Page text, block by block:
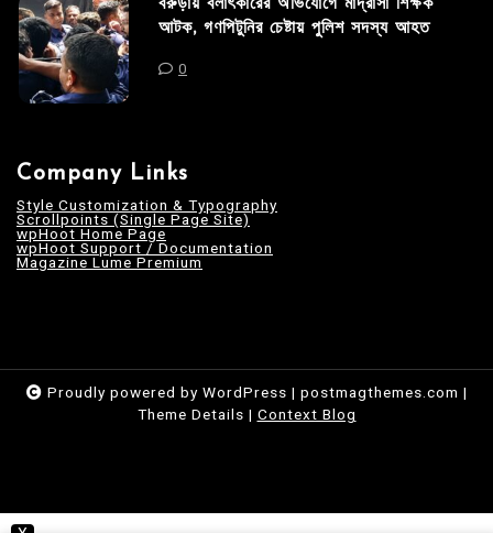
আটক, গণপিটুনির চেষ্টায় পুলিশ সদস্য আহত
0
Company Links
Style Customization & Typography
Scrollpoints (Single Page Site)
wpHoot Home Page
wpHoot Support / Documentation
Magazine Lume Premium
Proudly powered by WordPress | postmagthemes.com |
Theme Details | Context Blog